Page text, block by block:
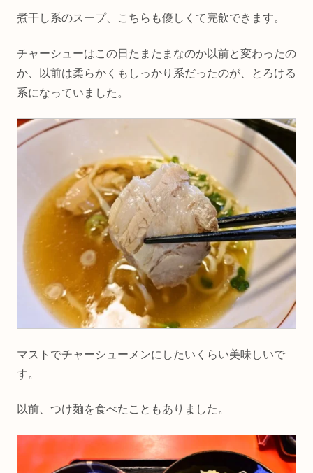
煮干し系のスープ、こちらも優しくて完飲できます。
チャーシューはこの日たまたまなのか以前と変わったの
か、以前は柔らかくもしっかり系だったのが、とろける
系になっていました。
マストでチャーシューメンにしたいくらい美味しいで
す。
以前、つけ麺を食べたこともありました。